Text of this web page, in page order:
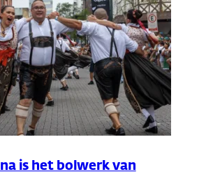
is het bolwerk van